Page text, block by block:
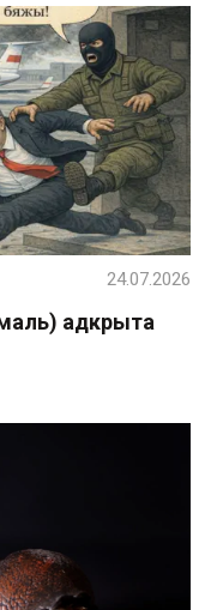
адкрыта
24.07.2026